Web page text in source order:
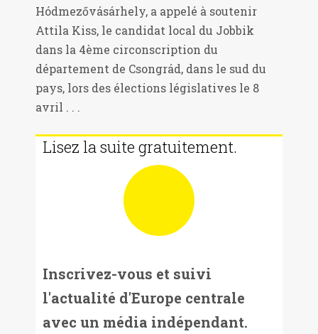
Hódmezővásárhely, a appelé à soutenir
Attila Kiss, le candidat local du Jobbik
dans la 4ème circonscription du
département de Csongrád, dans le sud du
pays, lors des élections législatives le 8
avril . . .
Lisez la suite gratuitement.
Inscrivez-vous et suivi
l'actualité d'Europe centrale
avec un média indépendant.